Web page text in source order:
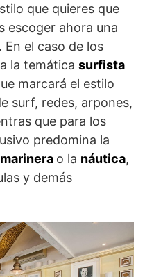
que quieres que
escoger ahora una
el caso de los
la temática surfista
marcará el estilo
surf, redes, arpones,
que para los
predomina la
marinera o la náutica,
y demás